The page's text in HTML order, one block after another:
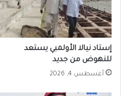
إستاد نيالا الأولمبي يستعد
للنهوض من جديد
أغسطس 4, 2026